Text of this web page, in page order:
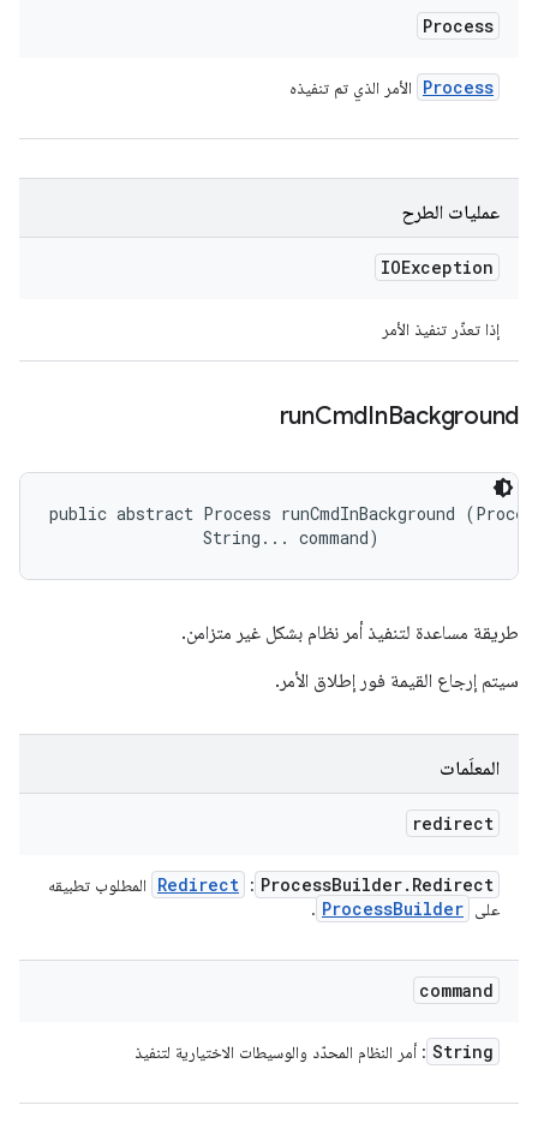
Process
Process الأمر الذي تم تنفيذه
عمليات الطرح
IOException
إذا تعذّر تنفيذ الأمر
runCmdInBackground
public abstract Process runCmdInBackground
                String... command)
طريقة مساعدة لتنفيذ أمر نظام بشكل غير متزامن.
سيتم إرجاع القيمة فور إطلاق الأمر.
المعلَمات
redirect
ProcessBuilder. Redirect
:
Redirect
المطلوب تطبيقه
على
ProcessBuilder
.
command
String : أمر النظام المحدّد والوسيطات الاختيارية لتنفيذ